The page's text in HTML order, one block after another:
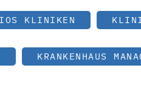
KLINIKEN
KRANKENHAUS